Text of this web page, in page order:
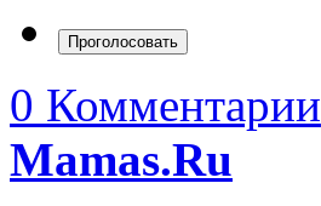
0 Комментарии
Mamas.Ru